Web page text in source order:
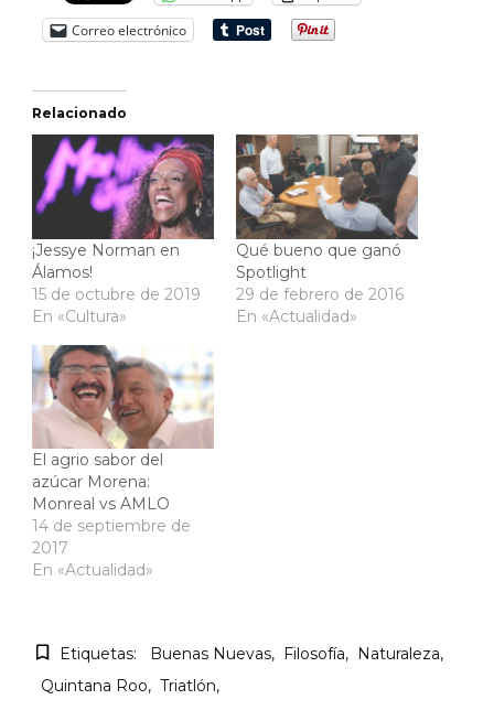
Correo electrónico
Relacionado
¡Jessye Norman en
Álamos!
15 de octubre de 2019
En «Cultura»
Qué bueno que ganó
Spotlight
29 de febrero de 2016
En «Actualidad»
El agrio sabor del
azúcar Morena:
Monreal vs AMLO
14 de septiembre de
2017
En «Actualidad»
Etiquetas: Buenas Nuevas Filosofía
Naturaleza
Quintana Roo
Triatlón